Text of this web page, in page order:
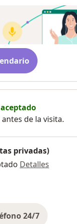
de la visita.
privadas)
Detalles
24/7